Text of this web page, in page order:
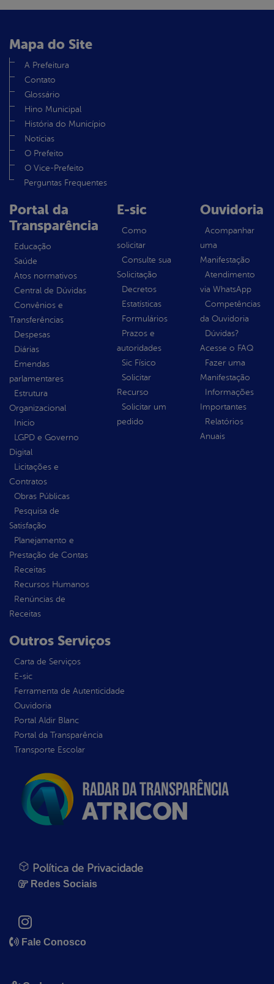
Mapa do Site
A Prefeitura
Contato
Glossário
Hino Municipal
História do Município
Notícias
O Prefeito
O Vice-Prefeito
Perguntas Frequentes
Portal da
Transparência
Educação
Saúde
Atos normativos
Central de Dúvidas
Convênios e
Transferências
Despesas
Diárias
Emendas
parlamentares
Estrutura
Organizacional
Inicio
LGPD e Governo
Digital
Licitações e
Contratos
Obras Públicas
Pesquisa de
Satisfação
Planejamento e
Prestação de Contas
Receitas
Recursos Humanos
Renúncias de
Receitas
E-sic
Como
solicitar
Consulte sua
Solicitação
Decretos
Estatísticas
Formulários
Prazos e
autoridades
Sic Físico
Solicitar
Recurso
Solicitar um
pedido
Ouvidoria
Acompanhar
uma
Manifestação
Atendimento
via WhatsApp
Competências
da Ouvidoria
Dúvidas?
Acesse o FAQ
Fazer uma
Manifestação
Informações
Importantes
Relatórios
Anuais
Outros Serviços
Carta de Serviços
E-sic
Ferramenta de Autenticidade
Ouvidoria
Portal Aldir Blanc
Portal da Transparência
Transporte Escolar
Política de Privacidade
Redes Sociais
Fale Conosco